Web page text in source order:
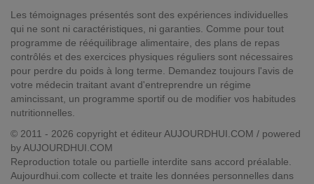
Les témoignages présentés sont des expériences individuelles
qui ne sont ni caractéristiques, ni garanties. Comme pour tout
programme de rééquilibrage alimentaire, des plans de repas
contrôlés et des exercices physiques réguliers sont nécessaires
pour perdre du poids à long terme. Demandez toujours l'avis de
votre médecin traitant avant d'entreprendre un régime
amincissant, un programme sportif ou de modifier vos habitudes
nutritionnelles.
© 2011 - 2026 copyright et éditeur AUJOURDHUI.COM / powered
by AUJOURDHUI.COM
Reproduction totale ou partielle interdite sans accord préalable.
Aujourdhui.com collecte et traite les données personnelles dans